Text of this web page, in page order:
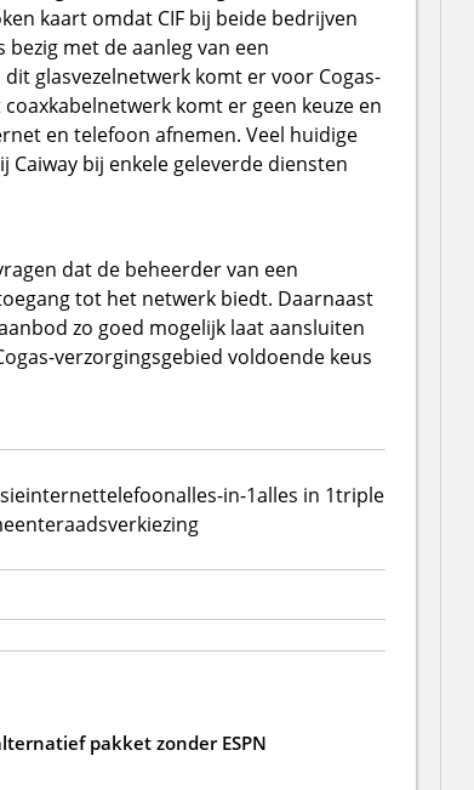
kaart omdat CIF bij beide bedrijven
met de aanleg van een
glasvezelnetwerk komt er voor Cogas-
komt er geen keuze en
en telefoon afnemen. Veel huidige
bij enkele geleverde diensten
dat de beheerder van een
tot het netwerk biedt. Daarnaast
zo goed mogelijk laat aansluiten
verzorgingsgebied voldoende keus
internettelefoonalles-in-1alles in 1triple
pakket zonder ESPN